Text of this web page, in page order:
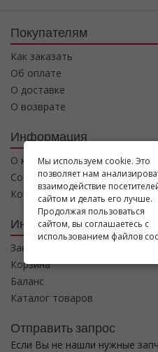
Покупателям
Как заказать
Об оплате
О доставке
О возврате
Информация
О компании
Соглашение
Контакты
Интернет магазин
Заказы
Корзина
Баланс
Каталог товаров
Отправить запрос
Если Вы не нашли нужные
Мы используем cookie. Это
позволяет нам
взаимодействие
сайтом и делать его лучше.
Продолжая пользоваться
сайтом, вы соглашаетесь с
использованием файлов